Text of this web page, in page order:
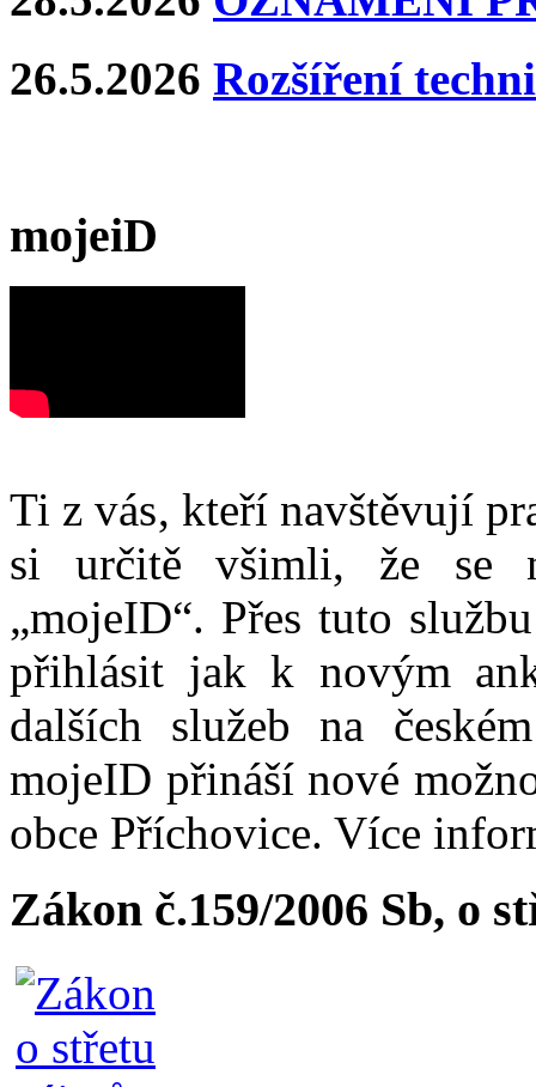
26.5.2026 Rozšíření
mojeiD
Ti z vás, kteří navštěvují
si určitě všimli, že se
„mojeID“. Přes tuto
přihlásit jak k novým
dalších služeb na
mojeID přináší nové
obce Příchovice. Více
Zákon č.159/2006 Sb, o